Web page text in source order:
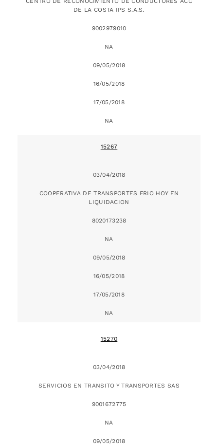
DE LA COSTA IPS S.A.S.
9002979010
NA
09/05/2018
16/05/2018
17/05/2018
NA
15267
03/04/2018
COOPERATIVA DE TRANSPORTES FRIO HOY EN
LIQUIDACION
8020173238
NA
09/05/2018
16/05/2018
17/05/2018
NA
15270
03/04/2018
SERVICIOS EN TRANSITO Y TRANSPORTES SAS
9001672775
NA
09/05/2018